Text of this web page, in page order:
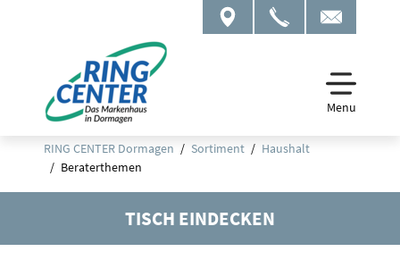
Menu
RING CENTER Dormagen Sortiment
Haushalt
Beraterthemen
TISCH EINDECKEN